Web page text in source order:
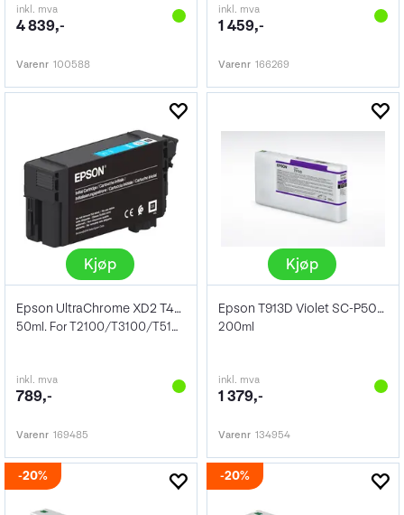
inkl. mva
4 839,-
Varenr 100588
inkl. mva
1 459,-
Varenr 166269
Kjøp
Epson UltraChrome XD2 T40D240 Cyan
50ml. For T2100/T3100/T5100
inkl. mva
789,-
Varenr 169485
Kjøp
Epson T913D Violet SC-P5000
200ml
inkl. mva
1 379,-
Varenr 134954
20% 20%